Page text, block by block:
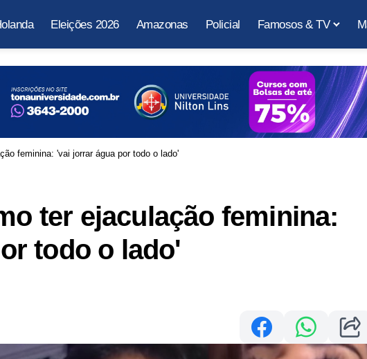
Eleições 2026 Amazonas Policial Famosos & TV
feminina: 'vai jorrar água por todo o lado'
ter ejaculação feminina:
todo o lado'